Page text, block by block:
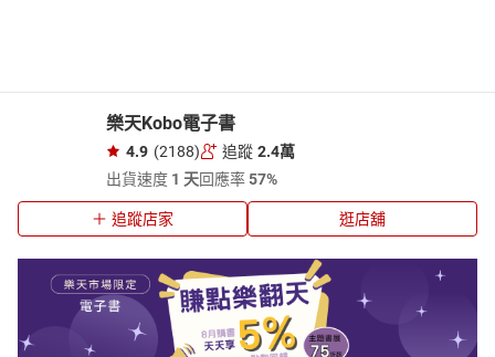
樂天Kobo電子書
4.9 (2188) 追蹤 2.4萬
出貨速度 1 天回應率57%
追蹤店家 逛店舖